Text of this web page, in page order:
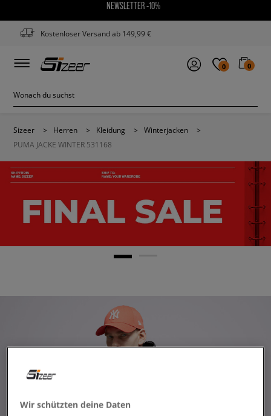
NEWSLETTER -10%
Kostenloser Versand ab 149,99 €
0 0
Sizeer > Herren > Kleidung > Winterjacken
>
PUMA JACKE WINTER 531168
Wir schützten deine Daten